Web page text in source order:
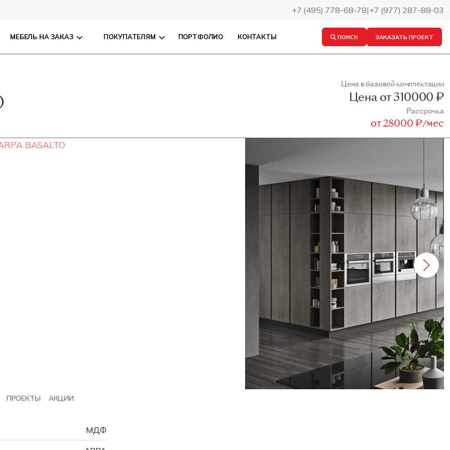
+7 (495) 778-68-78|+7 (977) 287-88-03
МЕБЕЛЬ НА ЗАКАЗ ПОКУПАТЕЛЯМ ПОРТФОЛИО КОНТАКТЫ ПОИСК ЗАКАЗАТЬ ПРОЕКТ
Цена в базовой комплектации
Цена от310000 ₽
Рассрочка
от28000 ₽/мес
ПРОЕКТЫ АКЦИИ
МДФ